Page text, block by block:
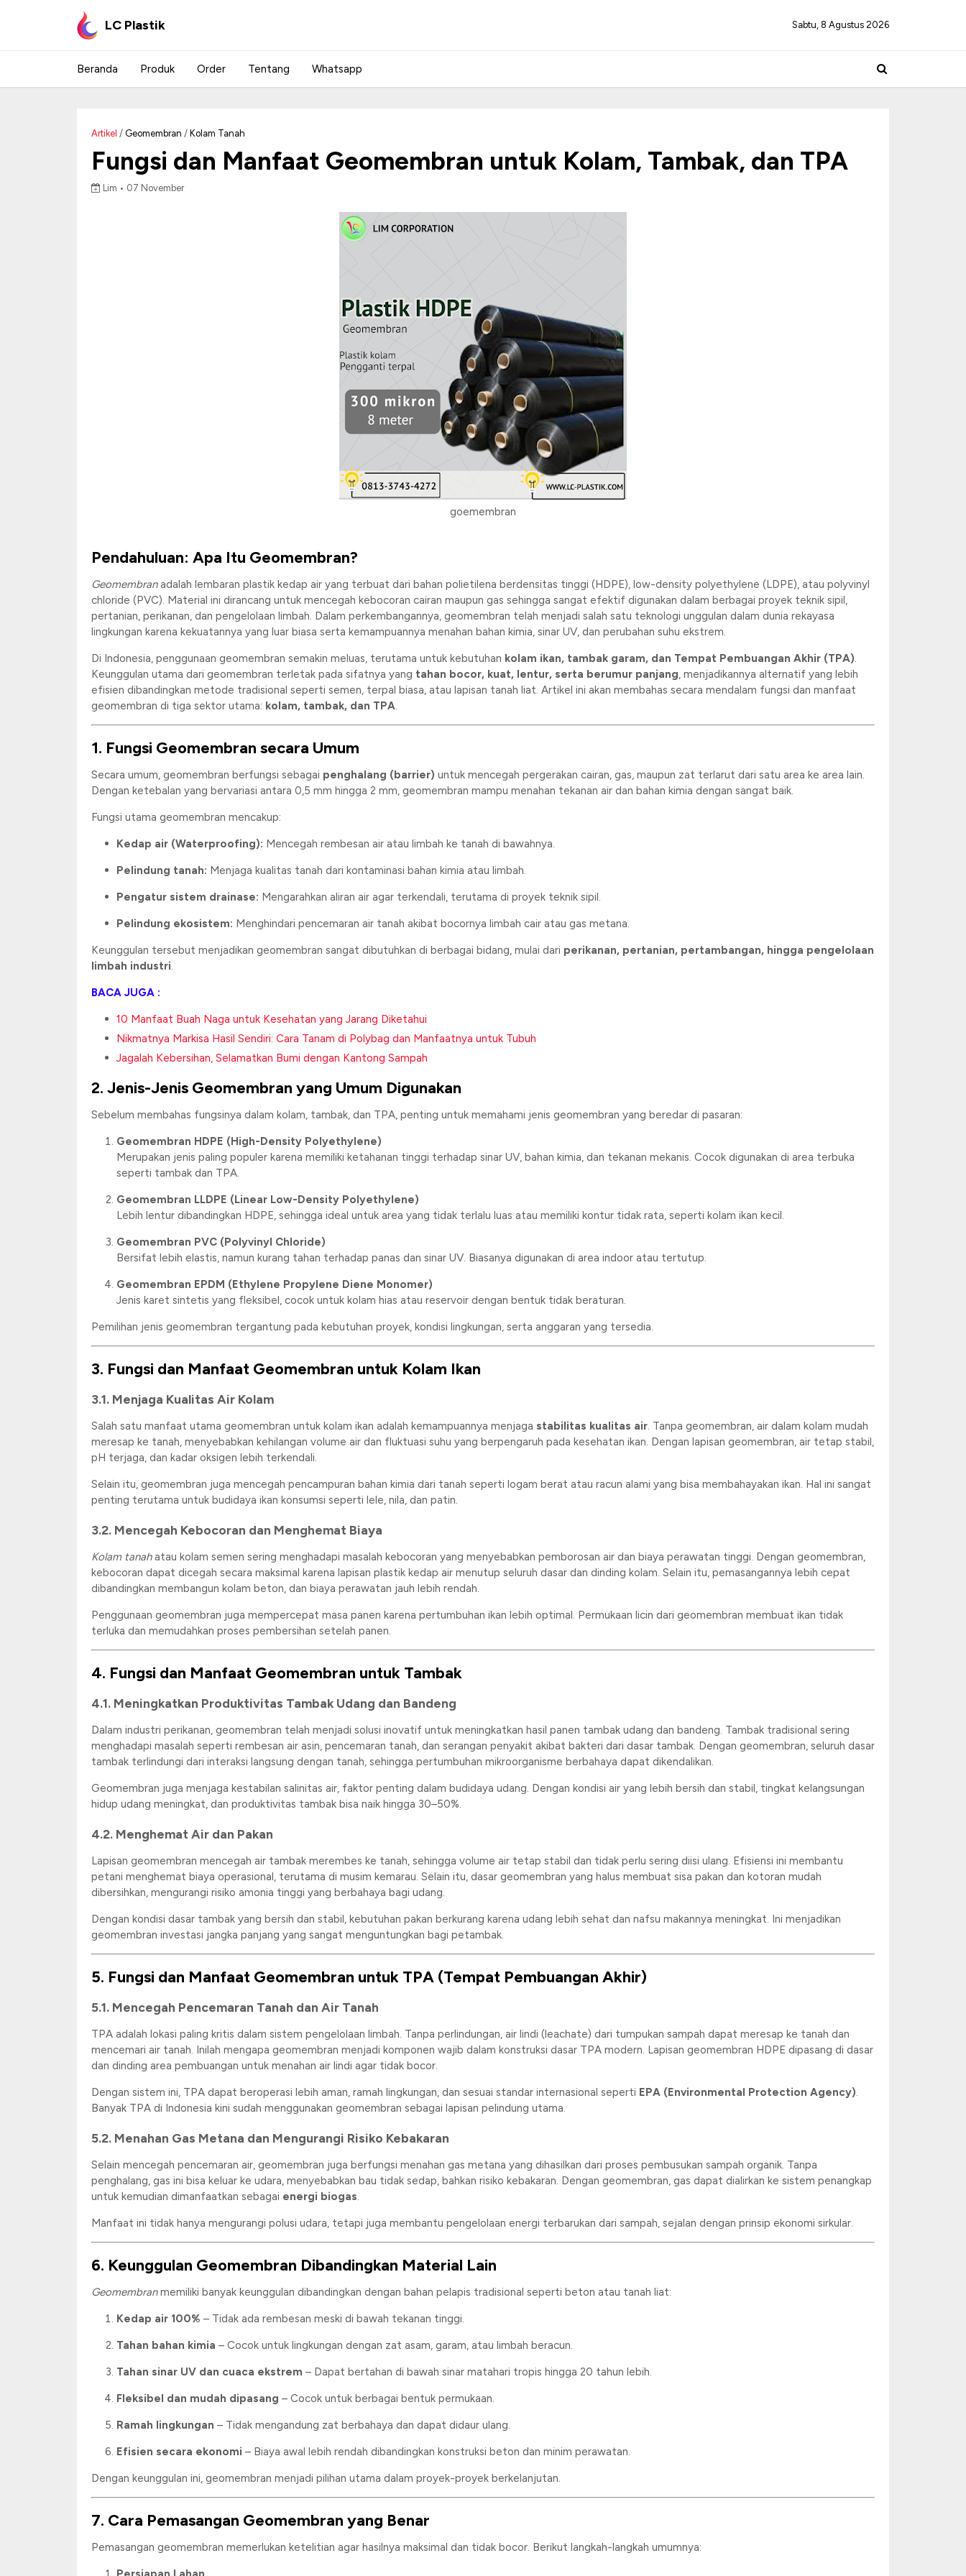
LC Plastik Sabtu, 8 Agustus 2026
Beranda Produk Order Tentang Whatsapp
Artikel / Geomembran / Kolam Tanah
Fungsi dan Manfaat Geomembran untuk Kolam, Tambak, dan TPA
Lim • 07 November
goemembran
Pendahuluan: Apa Itu Geomembran?
Geomembranadalah lembaran plastik kedap air yang terbuat dari bahan polietilena berdensitas tinggi (HDPE), low-density polyethylene (LDPE), atau polyvinyl
chloride (PVC). Material ini dirancang untuk mencegah kebocoran cairan maupun gas sehingga sangat efektif digunakan dalam berbagai proyek teknik sipil,
pertanian, perikanan, dan pengelolaan limbah. Dalam perkembangannya, geomembran telah menjadi salah satu teknologi unggulan dalam dunia rekayasa
lingkungan karena kekuatannya yang luar biasa serta kemampuannya menahan bahan kimia, sinar UV, dan perubahan suhu ekstrem.
Di Indonesia, penggunaan geomembran semakin meluas, terutama untuk kebutuhan kolam ikan, tambak garam, dan Tempat Pembuangan Akhir (TPA).
Keunggulan utama dari geomembran terletak pada sifatnya yang tahan bocor, kuat, lentur, serta berumur panjang, menjadikannya alternatif yang lebih
efisien dibandingkan metode tradisional seperti semen, terpal biasa, atau lapisan tanah liat. Artikel ini akan membahas secara mendalam fungsi dan manfaat
geomembran di tiga sektor utama: kolam, tambak, dan TPA.
1. Fungsi Geomembran secara Umum
Secara umum, geomembran berfungsi sebagai penghalang (barrier) untuk mencegah pergerakan cairan, gas, maupun zat terlarut dari satu area ke area lain.
Dengan ketebalan yang bervariasi antara 0,5 mm hingga 2 mm, geomembran mampu menahan tekanan air dan bahan kimia dengan sangat baik.
Fungsi utama geomembran mencakup:
Kedap air (Waterproofing): Mencegah rembesan air atau limbah ke tanah di bawahnya.
Pelindung tanah: Menjaga kualitas tanah dari kontaminasi bahan kimia atau limbah.
Pengatur sistem drainase: Mengarahkan aliran air agar terkendali, terutama di proyek teknik sipil.
Pelindung ekosistem: Menghindari pencemaran air tanah akibat bocornya limbah cair atau gas metana.
Keunggulan tersebut menjadikan geomembran sangat dibutuhkan di berbagai bidang, mulai dari perikanan, pertanian, pertambangan, hingga pengelolaan
limbah industri.
BACA JUGA :
10 Manfaat Buah Naga untuk Kesehatan yang Jarang Diketahui
Nikmatnya Markisa Hasil Sendiri: Cara Tanam di Polybag dan Manfaatnya untuk Tubuh
Jagalah Kebersihan, Selamatkan Bumi dengan Kantong Sampah
2. Jenis-Jenis Geomembran yang Umum Digunakan
Sebelum membahas fungsinya dalam kolam, tambak, dan TPA, penting untuk memahami jenis geomembran yang beredar di pasaran:
Geomembran HDPE (High-Density Polyethylene)
Merupakan jenis paling populer karena memiliki ketahanan tinggi terhadap sinar UV, bahan kimia, dan tekanan mekanis. Cocok digunakan di area terbuka
seperti tambak dan TPA.
Geomembran LLDPE (Linear Low-Density Polyethylene)
Lebih lentur dibandingkan HDPE, sehingga ideal untuk area yang tidak terlalu luas atau memiliki kontur tidak rata, seperti kolam ikan kecil.
Geomembran PVC (Polyvinyl Chloride)
Bersifat lebih elastis, namun kurang tahan terhadap panas dan sinar UV. Biasanya digunakan di area indoor atau tertutup.
Geomembran EPDM (Ethylene Propylene Diene Monomer)
Jenis karet sintetis yang fleksibel, cocok untuk kolam hias atau reservoir dengan bentuk tidak beraturan.
Pemilihan jenis geomembran tergantung pada kebutuhan proyek, kondisi lingkungan, serta anggaran yang tersedia.
3. Fungsi dan Manfaat Geomembran untuk Kolam Ikan
3.1. Menjaga Kualitas Air Kolam
Salah satu manfaat utama geomembran untuk kolam ikan adalah kemampuannya menjaga stabilitas kualitas air. Tanpa geomembran, air dalam kolam mudah
meresap ke tanah, menyebabkan kehilangan volume air dan fluktuasi suhu yang berpengaruh pada kesehatan ikan. Dengan lapisan geomembran, air tetap stabil,
pH terjaga, dan kadar oksigen lebih terkendali.
Selain itu, geomembran juga mencegah pencampuran bahan kimia dari tanah seperti logam berat atau racun alami yang bisa membahayakan ikan. Hal ini sangat
penting terutama untuk budidaya ikan konsumsi seperti lele, nila, dan patin.
3.2. Mencegah Kebocoran dan Menghemat Biaya
Kolam tanahatau kolam semen sering menghadapi masalah kebocoran yang menyebabkan pemborosan air dan biaya perawatan tinggi. Dengan geomembran,
kebocoran dapat dicegah secara maksimal karena lapisan plastik kedap air menutup seluruh dasar dan dinding kolam. Selain itu, pemasangannya lebih cepat
dibandingkan membangun kolam beton, dan biaya perawatan jauh lebih rendah.
Penggunaan geomembran juga mempercepat masa panen karena pertumbuhan ikan lebih optimal. Permukaan licin dari geomembran membuat ikan tidak
terluka dan memudahkan proses pembersihan setelah panen.
4. Fungsi dan Manfaat Geomembran untuk Tambak
4.1. Meningkatkan Produktivitas Tambak Udang dan Bandeng
Dalam industri perikanan, geomembran telah menjadi solusi inovatif untuk meningkatkan hasil panen tambak udang dan bandeng. Tambak tradisional sering
menghadapi masalah seperti rembesan air asin, pencemaran tanah, dan serangan penyakit akibat bakteri dari dasar tambak. Dengan geomembran, seluruh dasar
tambak terlindungi dari interaksi langsung dengan tanah, sehingga pertumbuhan mikroorganisme berbahaya dapat dikendalikan.
Geomembran juga menjaga kestabilan salinitas air, faktor penting dalam budidaya udang. Dengan kondisi air yang lebih bersih dan stabil, tingkat kelangsungan
hidup udang meningkat, dan produktivitas tambak bisa naik hingga 30–50%.
4.2. Menghemat Air dan Pakan
Lapisan geomembran mencegah air tambak merembes ke tanah, sehingga volume air tetap stabil dan tidak perlu sering diisi ulang. Efisiensi ini membantu
petani menghemat biaya operasional, terutama di musim kemarau. Selain itu, dasar geomembran yang halus membuat sisa pakan dan kotoran mudah
dibersihkan, mengurangi risiko amonia tinggi yang berbahaya bagi udang.
Dengan kondisi dasar tambak yang bersih dan stabil, kebutuhan pakan berkurang karena udang lebih sehat dan nafsu makannya meningkat. Ini menjadikan
geomembran investasi jangka panjang yang sangat menguntungkan bagi petambak.
5. Fungsi dan Manfaat Geomembran untuk TPA (Tempat Pembuangan Akhir)
5.1. Mencegah Pencemaran Tanah dan Air Tanah
TPA adalah lokasi paling kritis dalam sistem pengelolaan limbah. Tanpa perlindungan, air lindi (leachate) dari tumpukan sampah dapat meresap ke tanah dan
mencemari air tanah. Inilah mengapa geomembran menjadi komponen wajib dalam konstruksi dasar TPA modern. Lapisan geomembran HDPE dipasang di dasar
dan dinding area pembuangan untuk menahan air lindi agar tidak bocor.
Dengan sistem ini, TPA dapat beroperasi lebih aman, ramah lingkungan, dan sesuai standar internasional seperti EPA (Environmental Protection Agency).
Banyak TPA di Indonesia kini sudah menggunakan geomembran sebagai lapisan pelindung utama.
5.2. Menahan Gas Metana dan Mengurangi Risiko Kebakaran
Selain mencegah pencemaran air, geomembran juga berfungsi menahan gas metana yang dihasilkan dari proses pembusukan sampah organik. Tanpa
penghalang, gas ini bisa keluar ke udara, menyebabkan bau tidak sedap, bahkan risiko kebakaran. Dengan geomembran, gas dapat dialirkan ke sistem penangkap
untuk kemudian dimanfaatkan sebagai energi biogas.
Manfaat ini tidak hanya mengurangi polusi udara, tetapi juga membantu pengelolaan energi terbarukan dari sampah, sejalan dengan prinsip ekonomi sirkular.
6. Keunggulan Geomembran Dibandingkan Material Lain
Geomembranmemiliki banyak keunggulan dibandingkan dengan bahan pelapis tradisional seperti beton atau tanah liat:
Kedap air 100% – Tidak ada rembesan meski di bawah tekanan tinggi.
Tahan bahan kimia – Cocok untuk lingkungan dengan zat asam, garam, atau limbah beracun.
Tahan sinar UV dan cuaca ekstrem – Dapat bertahan di bawah sinar matahari tropis hingga 20 tahun lebih.
Fleksibel dan mudah dipasang – Cocok untuk berbagai bentuk permukaan.
Ramah lingkungan – Tidak mengandung zat berbahaya dan dapat didaur ulang.
Efisien secara ekonomi – Biaya awal lebih rendah dibandingkan konstruksi beton dan minim perawatan.
Dengan keunggulan ini, geomembran menjadi pilihan utama dalam proyek-proyek berkelanjutan.
7. Cara Pemasangan Geomembran yang Benar
Pemasangan geomembran memerlukan ketelitian agar hasilnya maksimal dan tidak bocor. Berikut langkah-langkah umumnya: